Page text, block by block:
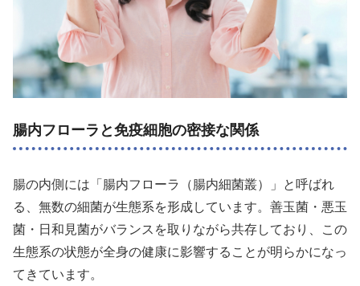
腸内フローラと免疫細胞の密接な関係
腸の内側には「腸内フローラ（腸内細菌叢）」と呼ばれ
る、無数の細菌が生態系を形成しています。善玉菌・悪玉
菌・日和見菌がバランスを取りながら共存しており、この
生態系の状態が全身の健康に影響することが明らかになっ
てきています。